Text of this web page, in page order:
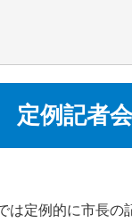
定例記者
は定例的に市長の